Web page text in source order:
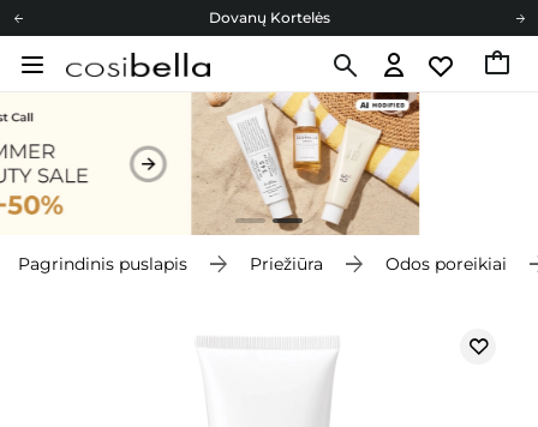
Dovanų Kortelės
Cosibella lojalumo programa
Dovanų Kortelės
Pagrindinis puslapis Priežiūra Odos poreikiai